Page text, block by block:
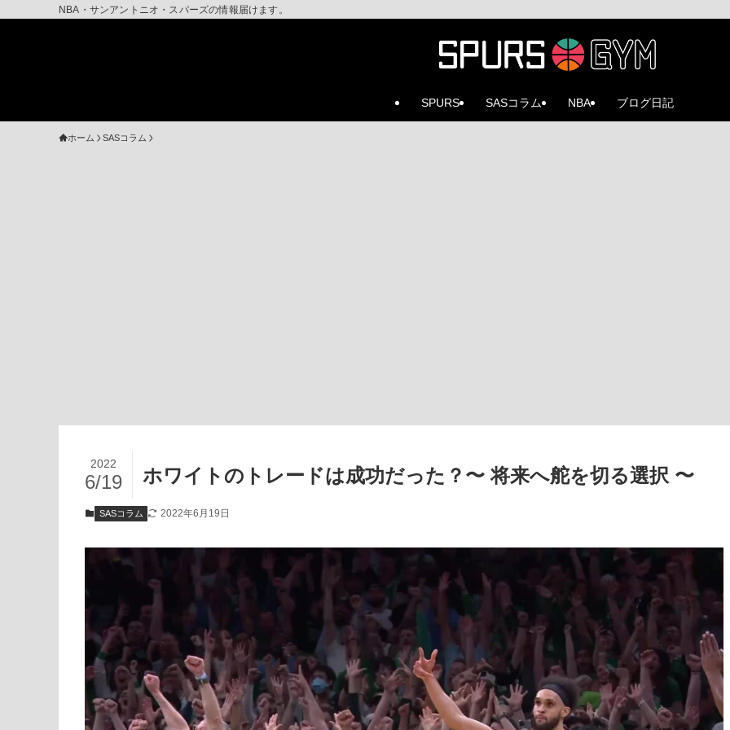
NBA・サンアントニオ・スパーズの情報届けます。
SPURS SASコラム NBA ブログ日記
ホーム SASコラム
ホワイトのトレードは成功だった？〜 将来へ舵を切る選択 〜
2022
6/19
SASコラム 2022年6月19日